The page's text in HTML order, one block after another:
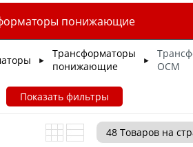
понижающие
►
Трансформаторы
понижающие
►
ОСМ
Показать фильтры